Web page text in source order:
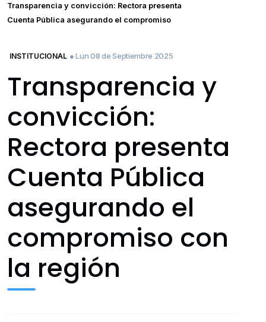
Transparencia y convicción: Rectora presenta
Cuenta Pública asegurando el compromiso
INSTITUCIONAL ● Lun 08 de Septiembre 2025
Transparencia y
convicción:
Rectora presenta
Cuenta Pública
asegurando el
compromiso con
la región